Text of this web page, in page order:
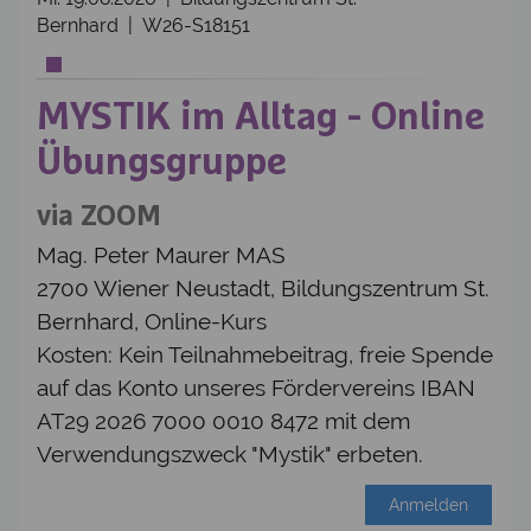
Bernhard | W26-S18151
MYSTIK im Alltag - Online
Übungsgruppe
via ZOOM
Mag. Peter Maurer MAS
2700 Wiener Neustadt, Bildungszentrum St.
Bernhard, Online-Kurs
Kosten: Kein Teilnahmebeitrag, freie Spende
auf das Konto unseres Fördervereins IBAN
AT29 2026 7000 0010 8472 mit dem
Verwendungszweck "Mystik" erbeten.
Anmelden